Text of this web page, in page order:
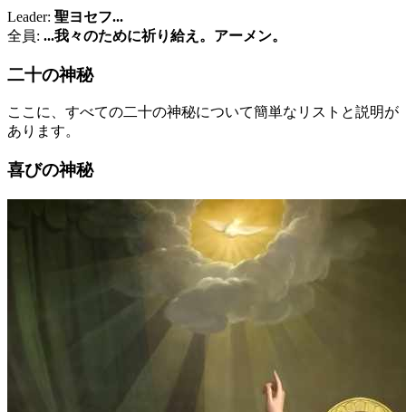
Leader: 聖ヨセフ...
全員: ...我々のために祈り給え。アーメン。
二十の神秘
ここに、すべての二十の神秘について簡単なリストと説明が
あります。
喜びの神秘